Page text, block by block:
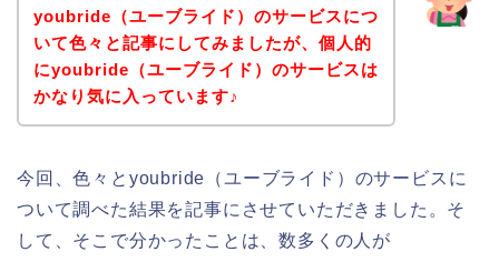
youbride（ユーブライド）のサービスにつ
いて色々と記事にしてみましたが、個人的
にyoubride（ユーブライド）のサービスは
かなり気に入っています♪
今回、色々とyoubride（ユーブライド）のサービスに
ついて調べた結果を記事にさせていただきました。そ
して、そこで分かったことは、数多くの人が